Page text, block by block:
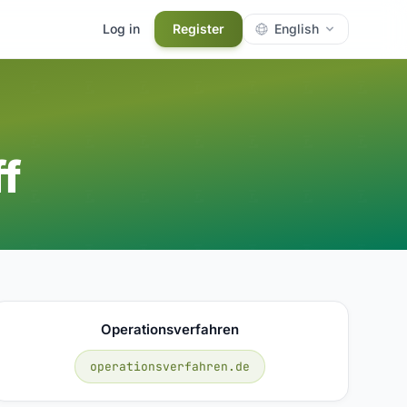
Log in Register English
Operationsverfahren
operationsverfahren.de